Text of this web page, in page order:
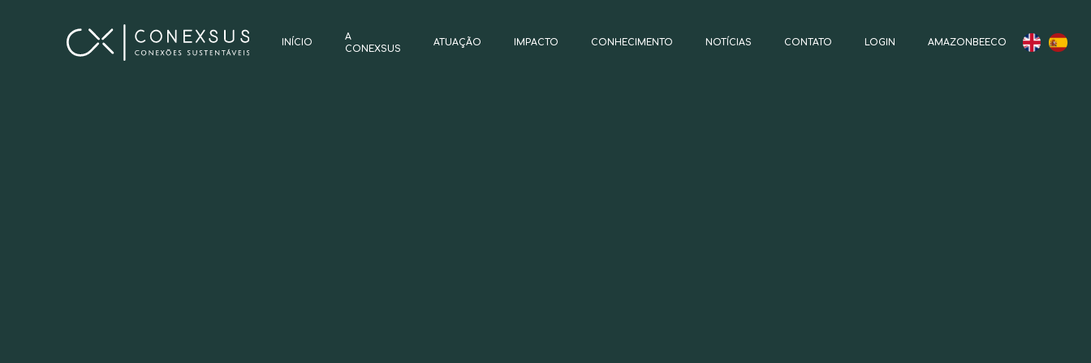
INÍCIO
A
CONEXSUS
ATUAÇÃO IMPACTO CONHECIMENTO NOTÍCIAS CONTATO LOGIN AMAZONBEECO